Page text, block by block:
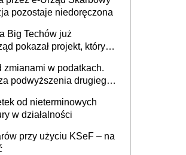
pozostaje niedoręczona
Big Techów już
pokazał projekt, który
zmianami w podatkach.
podwyższenia drugiego
od nieterminowych
w działalności
przy użyciu KSeF – na